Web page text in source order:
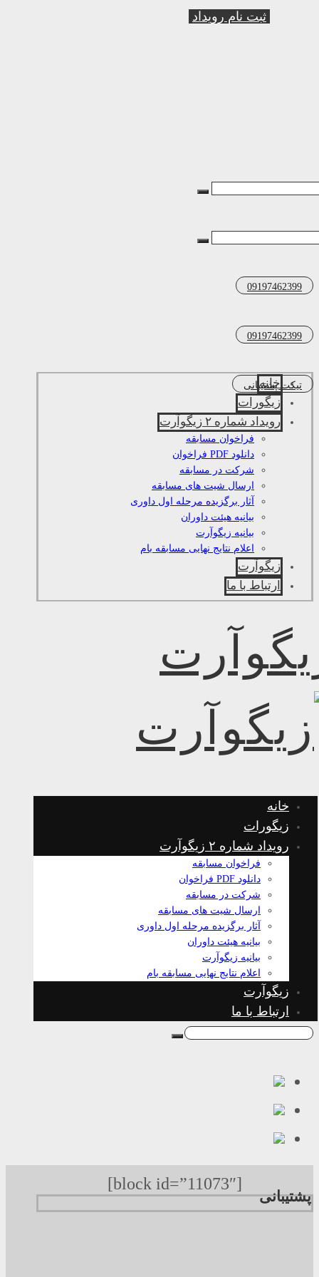
ثبت نام رویداد
09197462399
09197462399
تیکت پشتیبانی
خانه
زیگورات
رویداد شماره ۲ زیگوآرت
فراخوان مسابقه
دانلود PDF فراخوان
شرکت در مسابقه
ارسال شیت های مسابقه
آثار برگزیده مرحله اول داوری
بیانیه هیئت داوران
بیانیه زیگوآرت
اعلام نتایج نهایی مسابقه بام
زیگوآرت
ارتباط با ما
خانه
زیگورات
رویداد شماره ۲ زیگوآرت
فراخوان مسابقه
دانلود PDF فراخوان
شرکت در مسابقه
ارسال شیت های مسابقه
آثار برگزیده مرحله اول داوری
بیانیه هیئت داوران
بیانیه زیگوآرت
اعلام نتایج نهایی مسابقه بام
زیگوآرت
ارتباط با ما
[block id=”11073″]
پشتیبانی